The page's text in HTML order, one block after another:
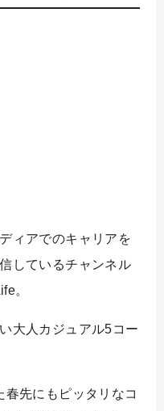
ィアでのキャリアを
しているチャンネル
。
大人カジュアル5コー
先にもピッタリなコ